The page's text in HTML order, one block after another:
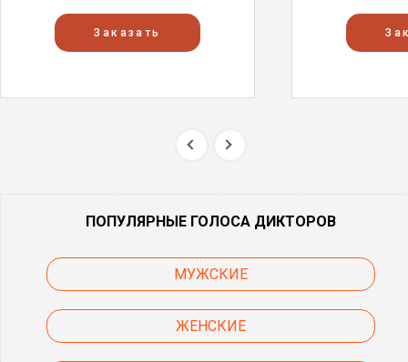
Заказать
ПОПУЛЯРНЫЕ ГОЛОСА ДИКТОРОВ
МУЖСКИЕ
ЖЕНСКИЕ